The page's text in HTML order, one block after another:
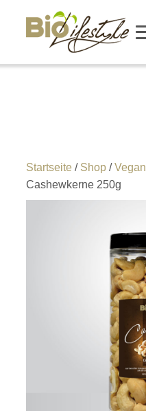
Startseite / Shop /Vegan
Cashewkerne 250g